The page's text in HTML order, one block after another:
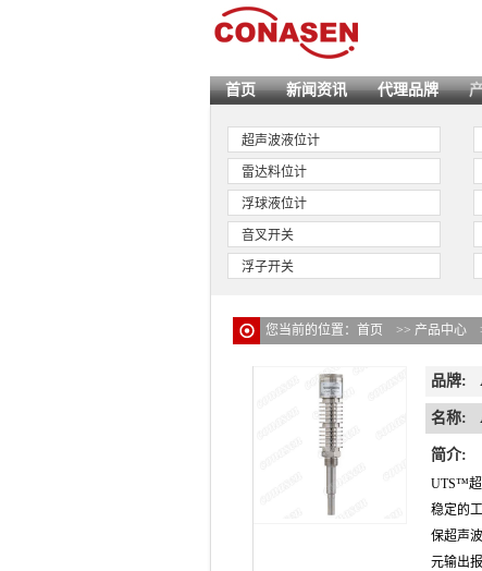
首页 新闻资讯 代理品牌
超声波液位计
雷达料位计
浮球液位计
音叉开关
浮子开关
您当前的位置： 首页 >> 产品中心
品牌:
名称:
简介:
UTS™超
稳定的
保超声
元输出